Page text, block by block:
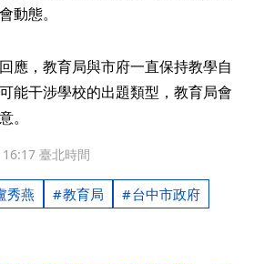
動態。
應，教育局與市府一直保持教學自
能干涉學校的出題類型，教育局會
。
臺北時間
秀燕 教育局 台中市政府